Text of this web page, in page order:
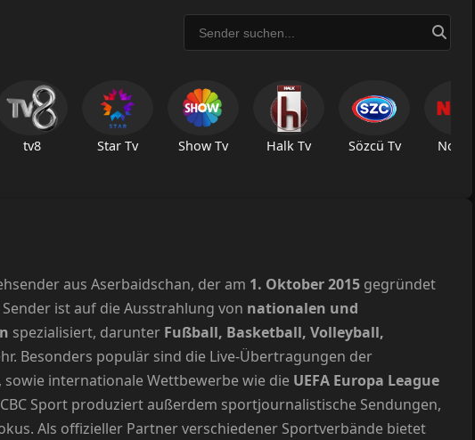
tv8 Star Tv Show Tv Halk Tv Sözcü Tv Now Tv
aus Aserbaidschan, der am 1. Oktober 2015 gegründet
ist auf die Ausstrahlung von nationalen und
spezialisiert, darunter Fußball, Basketball, Volleyball,
Besonders populär sind die Live-Übertragungen der
, sowie internationale Wettbewerbe wie die UEFA Europa League
Sport produziert außerdem sportjournalistische Sendungen,
Als offizieller Partner verschiedener Sportverbände bietet